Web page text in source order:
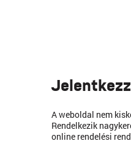
A weboldal nem
Rendelkezik
online rendelési